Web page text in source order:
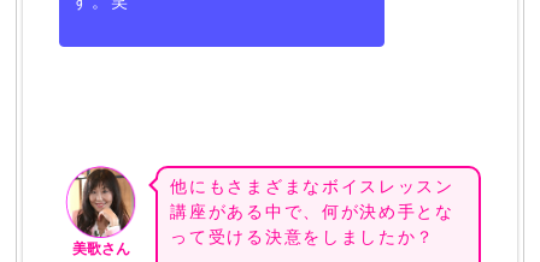
美歌さん
他にもさまざまなボイスレッスン
講座がある中で、何が決め手とな
って受ける決意をしましたか？